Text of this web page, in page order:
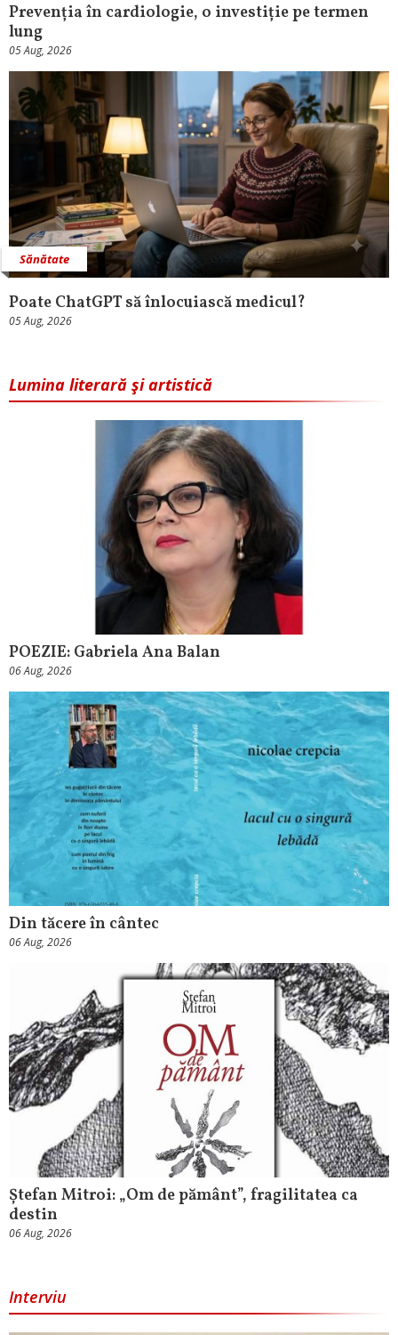
Prevenția în cardiologie, o investiție pe termen
lung
05 Aug, 2026
Sănătate
Poate ChatGPT să înlocuiască medicul?
05 Aug, 2026
Lumina literară şi artistică
POEZIE: Gabriela Ana Balan
06 Aug, 2026
Din tăcere în cântec
06 Aug, 2026
Ștefan Mitroi: „Om de pământ”, fragilitatea ca
destin
06 Aug, 2026
Interviu